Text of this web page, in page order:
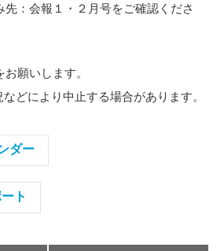
先：会報１・２月号をご確認くださ
願いします。
どにより中止する場合があります。
ダー
ト